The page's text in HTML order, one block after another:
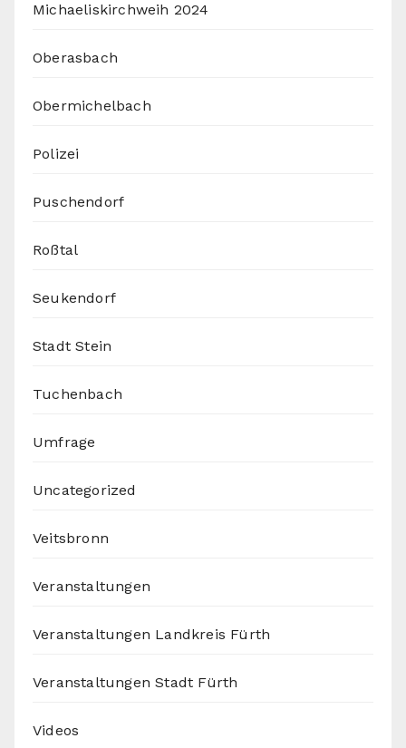
Michaeliskirchweih 2024
Oberasbach
Obermichelbach
Polizei
Puschendorf
Roßtal
Seukendorf
Stadt Stein
Tuchenbach
Umfrage
Uncategorized
Veitsbronn
Veranstaltungen
Veranstaltungen Landkreis Fürth
Veranstaltungen Stadt Fürth
Videos